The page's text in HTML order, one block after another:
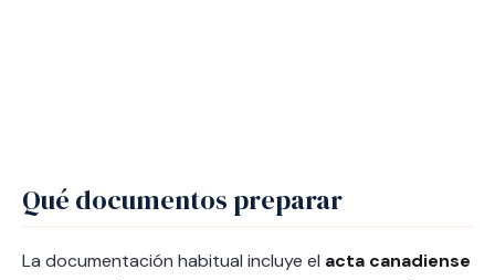
Qué documentos preparar
La documentación habitual incluye el acta canadiense